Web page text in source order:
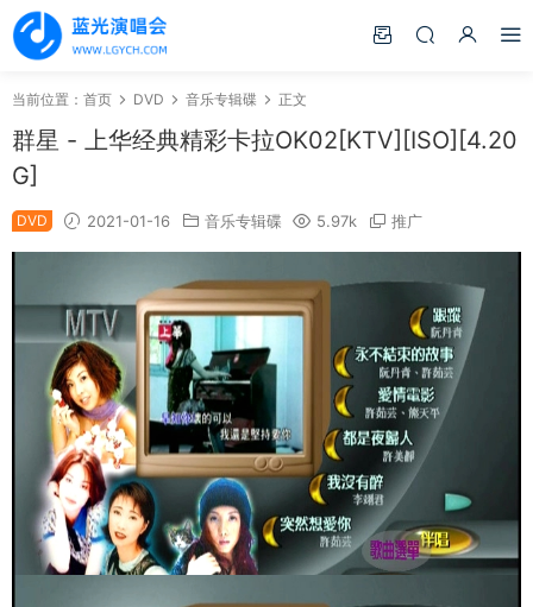
当前位置： 首页 DVD 音乐专辑碟 正文
群星 - 上华经典精彩卡拉OK02[KTV][ISO][4.20
G]
DVD 2021-01-16 音乐专辑碟 5.97k 推广